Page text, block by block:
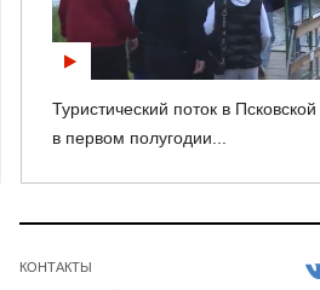
Туристический поток в
в первом полугодии...
КОНТАКТЫ